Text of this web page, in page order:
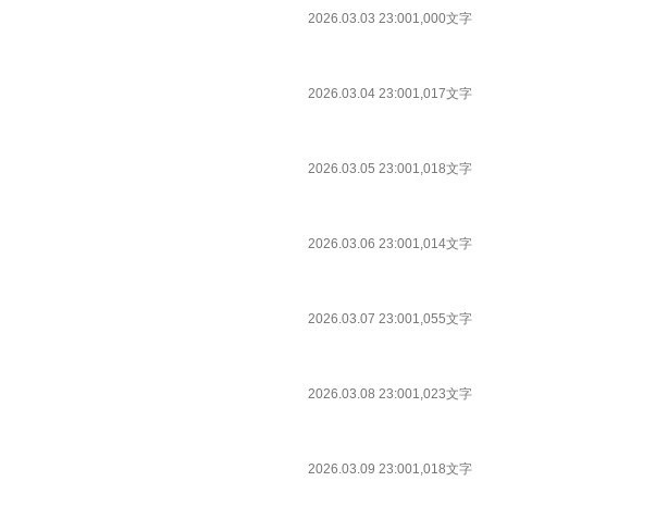
2026.03.03 23:001,000文字
2026.03.04 23:001,017文字
2026.03.05 23:001,018文字
2026.03.06 23:001,014文字
2026.03.07 23:001,055文字
2026.03.08 23:001,023文字
2026.03.09 23:001,018文字